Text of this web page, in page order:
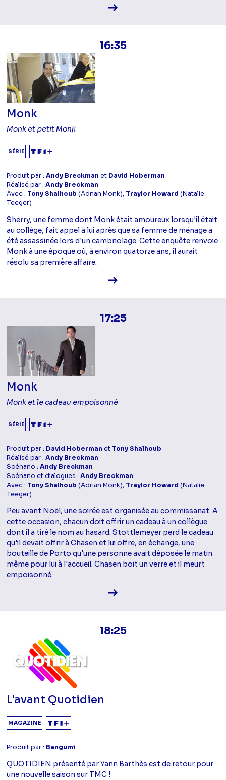
Voir la fiche diffusion
16:35
Monk
Monk et petit Monk
SÉRIE
Produit par :Andy Breckman et David Hoberman
Réalisé par :Andy Breckman
Avec : Tony Shalhoub (Adrian Monk), Traylor Howard (Natalie
Teeger)
Sherry, une femme dont Monk était amoureux lorsqu'il était
au collège, fait appel à lui après que sa femme de ménage a
été assassinée lors d'un cambriolage. Cette enquête renvoie
Monk à une époque où, à environ quatorze ans, il aurait
résolu sa première affaire.
Voir la fiche diffusion
17:25
Monk
Monk et le cadeau empoisonné
SÉRIE
Produit par : David Hoberman et Tony Shalhoub
Réalisé par :Andy Breckman
Scénario :Andy Breckman
Scénario et dialogues :Andy Breckman
Avec : Tony Shalhoub (Adrian Monk), Traylor Howard (Natalie
Teeger)
Peu avant Noël, une soirée est organisée au commissariat. A
cette occasion, chacun doit offrir un cadeau à un collègue
dont il a tiré le nom au hasard. Stottlemeyer perd le cadeau
qu'il devait offrir à Chasen et lui offre, en échange, une
bouteille de Porto qu'une personne avait déposée le matin
même pour lui à l'accueil. Chasen boit un verre et il meurt
empoisonné.
Voir la fiche diffusion
18:25
L'avant Quotidien
MAGAZINE
Produit par : Bangumi
QUOTIDIEN présenté par Yann Barthès est de retour pour
une nouvelle saison sur TMC !